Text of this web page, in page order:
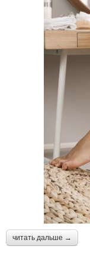
читать дальше →